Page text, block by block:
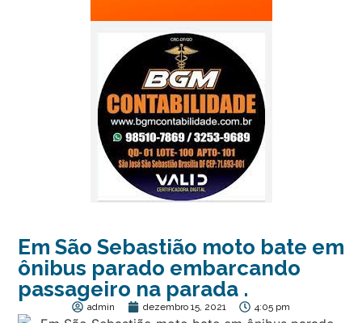
Em São Sebastião moto bate em
ônibus parado embarcando
passageiro na parada .
admin dezembro 15, 2021 4:05 pm